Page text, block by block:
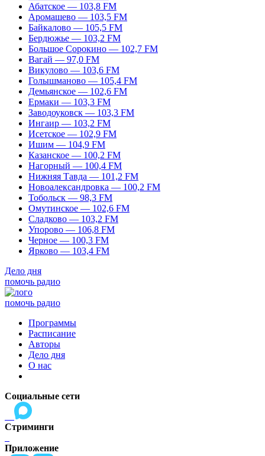
Абатское — 103,8 FM
Аромашево — 103,5 FM
Байкалово — 105,5 FM
Бердюжье — 103,2 FM
Большое Сорокино — 102,7 FM
Вагай — 97,0 FM
Викулово — 103,6 FM
Голышманово — 105,4 FM
Демьянское — 102,6 FM
Ермаки — 103,3 FM
Заводоуковск — 103,3 FM
Ингаир — 103,2 FM
Исетское — 102,9 FM
Ишим — 104,9 FM
Казанское — 100,2 FM
Нагорный — 100,4 FM
Нижняя Тавда — 101,2 FM
Новоалександровка — 100,2 FM
Тобольск — 98,3 FM
Омутинское — 102,6 FM
Сладково — 103,2 FM
Упорово — 106,8 FM
Черное — 100,3 FM
Ярково — 103,4 FM
Дело дня
помочь радио
помочь радио
Программы
Расписание
Авторы
Дело дня
О нас
Социальные сети
Стриминги
Приложение